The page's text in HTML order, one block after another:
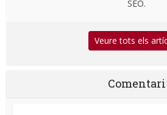
SEO.
Veure tots els
Comentari